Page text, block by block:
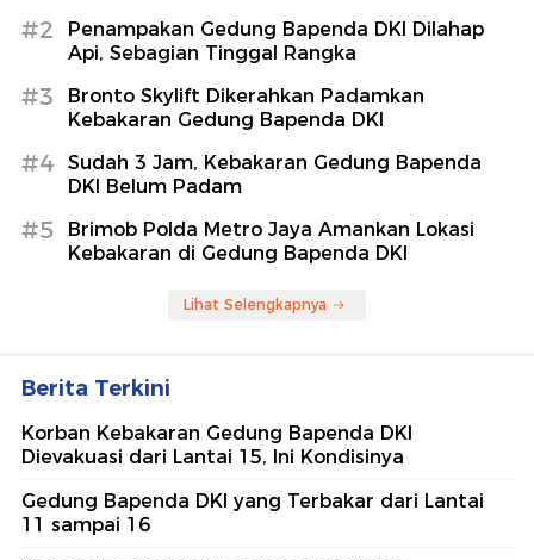
#2
Penampakan Gedung Bapenda DKI Dilahap
Api, Sebagian Tinggal Rangka
#3
Bronto Skylift Dikerahkan Padamkan
Kebakaran Gedung Bapenda DKI
#4
Sudah 3 Jam, Kebakaran Gedung Bapenda
DKI Belum Padam
#5
Brimob Polda Metro Jaya Amankan Lokasi
Kebakaran di Gedung Bapenda DKI
Lihat Selengkapnya
Berita Terkini
Korban Kebakaran Gedung Bapenda DKI
Dievakuasi dari Lantai 15, Ini Kondisinya
Gedung Bapenda DKI yang Terbakar dari Lantai
11 sampai 16